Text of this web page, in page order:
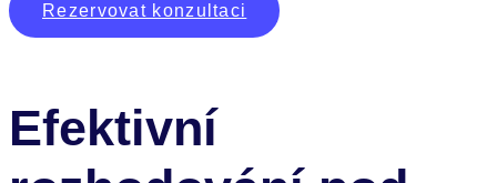
Rezervovat konzultaci
Efektivní